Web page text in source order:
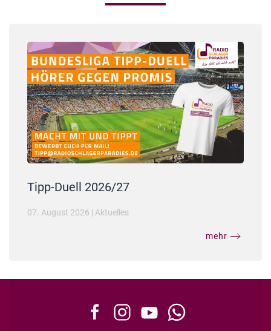
Tipp-Duell 2026/27
07. August 2026 | Aktuelles
mehr